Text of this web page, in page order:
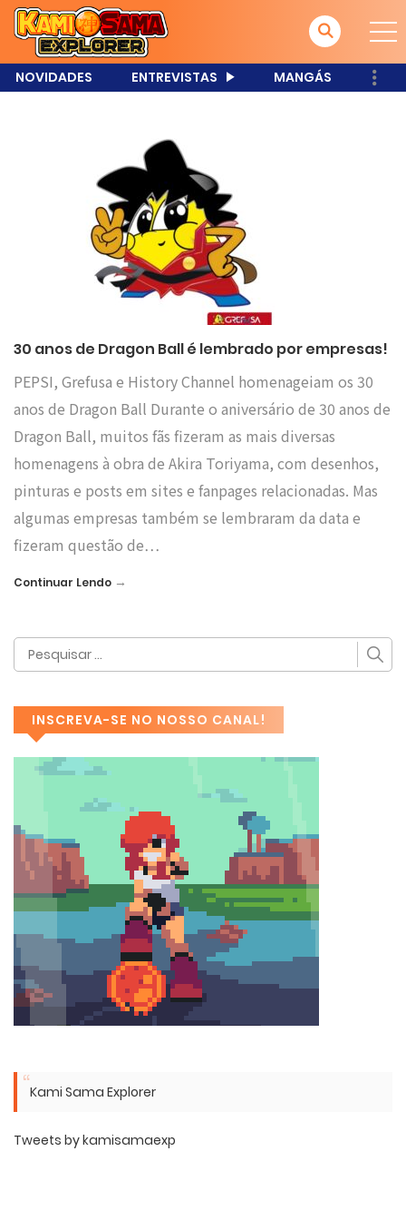
NOVIDADES ENTREVISTAS MANGÁS
30 anos de Dragon Ball é lembrado por empresas!
PEPSI, Grefusa e History Channel homenageiam os 30
anos de Dragon Ball Durante o aniversário de 30 anos de
Dragon Ball, muitos fãs fizeram as mais diversas
homenagens à obra de Akira Toriyama, com desenhos,
pinturas e posts em sites e fanpages relacionadas. Mas
algumas empresas também se lembraram da data e
fizeram questão de…
Continuar Lendo →
INSCREVA-SE NO NOSSO CANAL!
Kami Sama Explorer
Tweets by kamisamaexp